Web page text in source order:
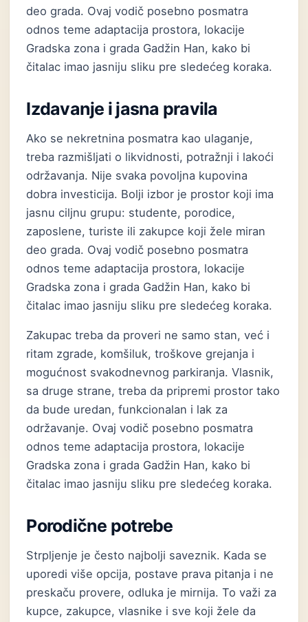
deo grada. Ovaj vodič posebno posmatra
odnos teme adaptacija prostora, lokacije
Gradska zona i grada Gadžin Han, kako bi
čitalac imao jasniju sliku pre sledećeg koraka.
Izdavanje i jasna pravila
Ako se nekretnina posmatra kao ulaganje,
treba razmišljati o likvidnosti, potražnji i lakoći
održavanja. Nije svaka povoljna kupovina
dobra investicija. Bolji izbor je prostor koji ima
jasnu ciljnu grupu: studente, porodice,
zaposlene, turiste ili zakupce koji žele miran
deo grada. Ovaj vodič posebno posmatra
odnos teme adaptacija prostora, lokacije
Gradska zona i grada Gadžin Han, kako bi
čitalac imao jasniju sliku pre sledećeg koraka.
Zakupac treba da proveri ne samo stan, već i
ritam zgrade, komšiluk, troškove grejanja i
mogućnost svakodnevnog parkiranja. Vlasnik,
sa druge strane, treba da pripremi prostor tako
da bude uredan, funkcionalan i lak za
održavanje. Ovaj vodič posebno posmatra
odnos teme adaptacija prostora, lokacije
Gradska zona i grada Gadžin Han, kako bi
čitalac imao jasniju sliku pre sledećeg koraka.
Porodične potrebe
Strpljenje je često najbolji saveznik. Kada se
uporedi više opcija, postave prava pitanja i ne
preskaču provere, odluka je mirnija. To važi za
kupce, zakupce, vlasnike i sve koji žele da